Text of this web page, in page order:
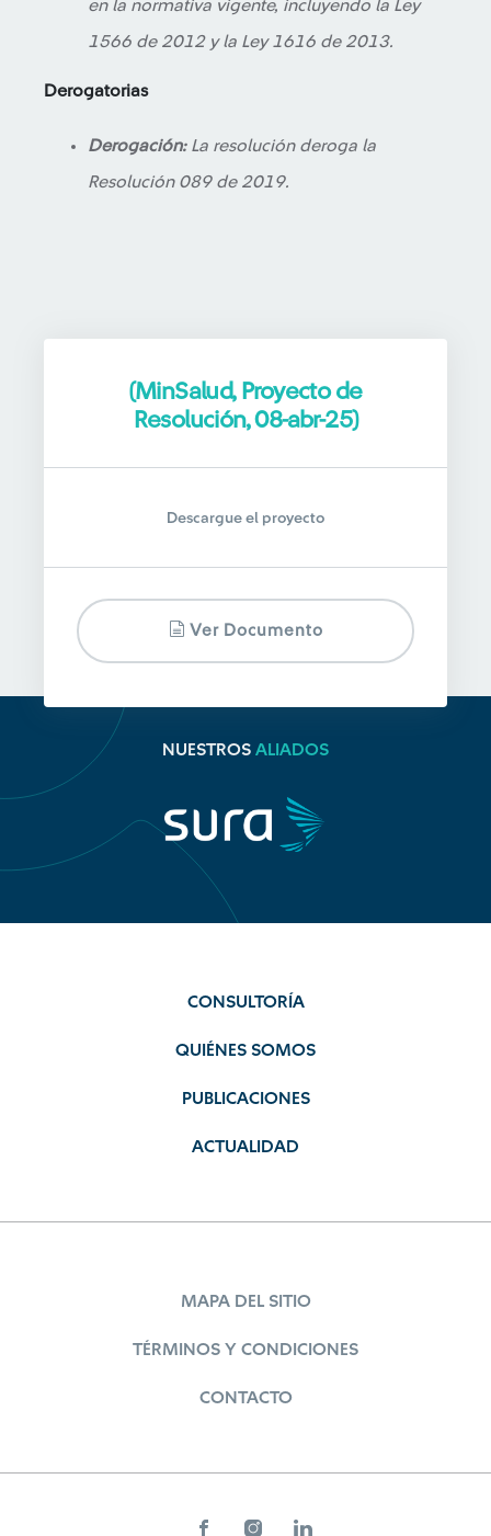
en la normativa vigente, incluyendo la Ley
1566 de 2012 y la Ley 1616 de 2013.
Derogatorias
Derogación:La resolución deroga la
Resolución 089 de 2019.
(MinSalud, Proyecto de
Resolución, 08-abr-25)
Descargue el proyecto
Ver Documento
NUESTROS ALIADOS
CONSULTORÍA
QUIÉNES SOMOS
PUBLICACIONES
ACTUALIDAD
MAPA DEL SITIO
TÉRMINOS Y CONDICIONES
CONTACTO